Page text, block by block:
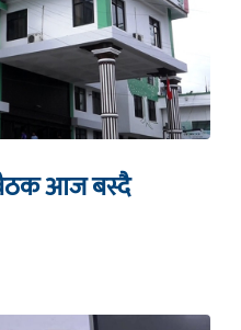
बैठक आज बस्दै